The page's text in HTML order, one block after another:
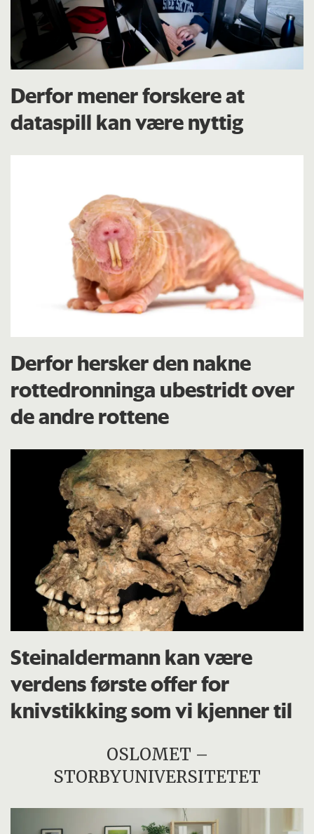
Derfor mener forskere at
dataspill kan være nyttig
Derfor hersker den nakne
rottedronninga ubestridt over
de andre rottene
Steinaldermann kan være
verdens første offer for
knivstikking som vi kjenner til
OSLOMET –
STORBYUNIVERSITETET